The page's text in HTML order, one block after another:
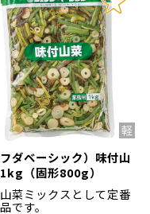
ダベーシック）味付山
（固形800g）
菜ミックスとして定番
です。